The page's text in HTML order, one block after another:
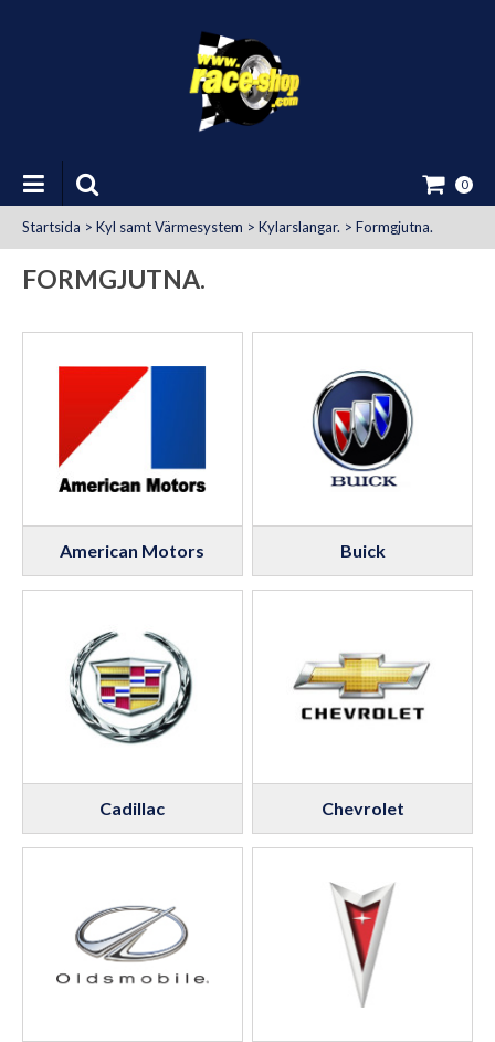
0
Startsida > Kyl samt Värmesystem > Kylarslangar. > Formgjutna.
FORMGJUTNA.
American Motors Buick
Cadillac Chevrolet